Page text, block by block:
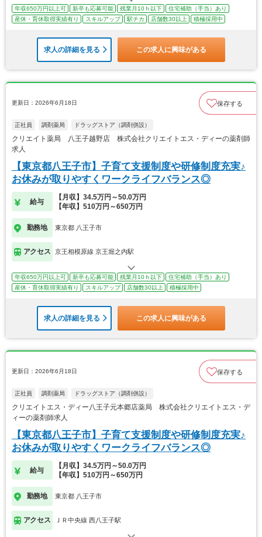
年収650万円以上可 新卒も応募可能 残業月10ｈ以下
住宅補助（手当）あり
産休・育休取得実績有り
スキルアップ 駅チカ 店舗数30以上 積極採用中
求人の詳細を見る この求人に興味がある
更新日：2026年6月18日 保存する
正社員 調剤薬局 ドラッグストア（調剤併設）
クリエイト薬局 八王子越野店 株式会社クリエイトエス・ディーの薬剤師
求人
【東京都八王子市】子育て支援制度や研修制度充実♪
お休みが取りやすくワークライフバランス◎
給与
【月収】34.5万円～50.0万円
【年収】510万円～650万円
勤務地 東京都 八王子市
アクセス 京王相模原線 京王堀之内駅
年収650万円以上可 新卒も応募可能 残業月10ｈ以下
住宅補助（手当）あり
産休・育休取得実績有り
スキルアップ 店舗数30以上 積極採用中
求人の詳細を見る この求人に興味がある
更新日：2026年6月18日 保存する
正社員 調剤薬局 ドラッグストア（調剤併設）
クリエイトエス・ディー八王子元本郷店薬局 株式会社クリエイトエス・デ
ィーの薬剤師求人
【東京都八王子市】子育て支援制度や研修制度充実♪
お休みが取りやすくワークライフバランス◎
給与
【月収】34.5万円～50.0万円
【年収】510万円～650万円
勤務地 東京都 八王子市
アクセス ＪＲ中央線 西八王子駅